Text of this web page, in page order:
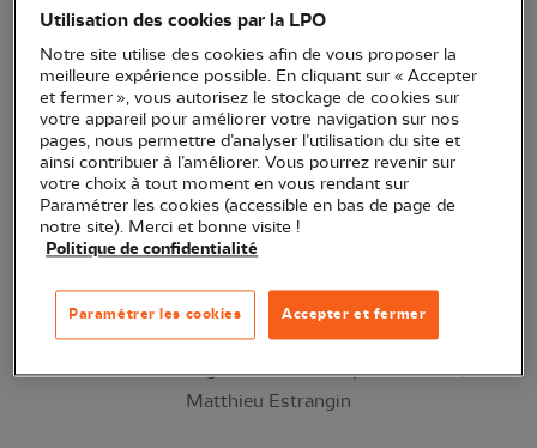
Les sites grenoblois de Schneider Electric
deviennent Refuge LPO © Le Dauphiné Libéré /
Matthieu Estrangin
Utilisation des cookies par la LPO
Notre site utilise des cookies afin de vous proposer la
meilleure expérience possible. En cliquant sur « Accepter
et fermer », vous autorisez le stockage de cookies sur
votre appareil pour améliorer votre navigation sur nos
pages, nous permettre d’analyser l’utilisation du site et
ainsi contribuer à l’améliorer. Vous pourrez revenir sur
votre choix à tout moment en vous rendant sur
Paramétrer les cookies (accessible en bas de page de
notre site). Merci et bonne visite !
Politique de confidentialité
Accepter et fermer
Paramétrer les cookies